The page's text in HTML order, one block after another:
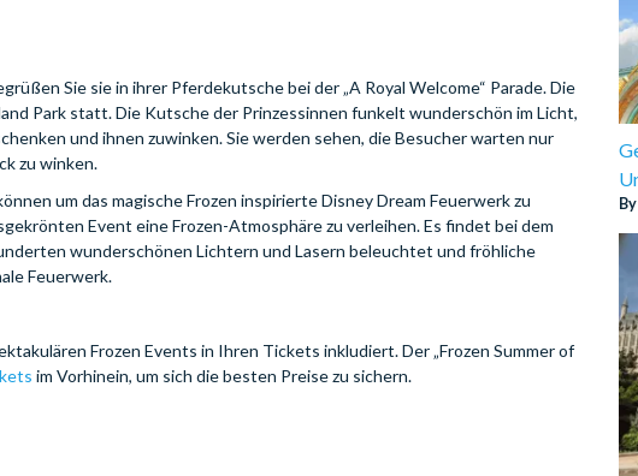
Sie sie in ihrer Pferdekutsche bei der „A Royal Welcome“ Parade. Die
Park statt. Die Kutsche der Prinzessinnen funkelt wunderschön im Licht,
und ihnen zuwinken. Sie werden sehen, die Besucher warten nur
zu winken.
um das magische Frozen inspirierte Disney Dream Feuerwerk zu
Event eine Frozen-Atmosphäre zu verleihen. Es findet bei dem
wunderschönen Lichtern und Lasern beleuchtet und fröhliche
Feuerwerk.
Frozen Events in Ihren Tickets inkludiert. Der „Frozen Summer of
im Vorhinein, um sich die besten Preise zu sichern.
By